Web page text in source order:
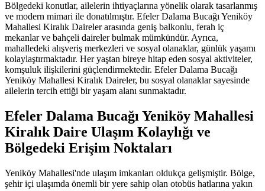
Bölgedeki konutlar, ailelerin ihtiyaçlarına yönelik olarak tasarlanmış
ve modern mimari ile donatılmıştır. Efeler Dalama Bucağı Yeniköy
Mahallesi Kiralık Daireler arasında geniş balkonlu, ferah iç
mekanlar ve bahçeli daireler bulmak mümkündür. Ayrıca,
mahalledeki alışveriş merkezleri ve sosyal olanaklar, günlük yaşamı
kolaylaştırmaktadır. Her yaştan bireye hitap eden sosyal aktiviteler,
komşuluk ilişkilerini güçlendirmektedir. Efeler Dalama Bucağı
Yeniköy Mahallesi Kiralık Daireler, bu sosyal olanaklar sayesinde
ailelerin tercih ettiği bir yaşam alanı sunmaktadır.
Efeler Dalama Bucağı Yeniköy Mahallesi
Kiralık Daire Ulaşım Kolaylığı ve
Bölgedeki Erişim Noktaları
Yeniköy Mahallesi'nde ulaşım imkanları oldukça gelişmiştir. Bölge,
şehir içi ulaşımda önemli bir yere sahip olan otobüs hatlarına yakın